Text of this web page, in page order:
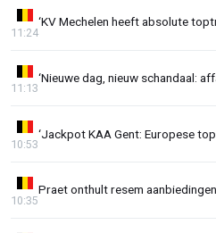
‘KV Mechelen heeft absolute
11:24
‘Nieuwe dag, nieuw schandaal:
11:13
‘Jackpot KAA Gent: Europese
10:53
Praet onthult resem
10:35